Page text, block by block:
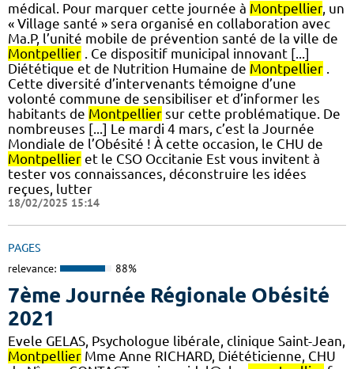
médical. Pour marquer cette journée à Montpellier, un
« Village santé » sera organisé en collaboration avec
Ma.P, l’unité mobile de prévention santé de la ville de
Montpellier . Ce dispositif municipal innovant [...]
Diététique et de Nutrition Humaine de Montpellier .
Cette diversité d’intervenants témoigne d’une
volonté commune de sensibiliser et d’informer les
habitants de Montpellier sur cette problématique. De
nombreuses [...] Le mardi 4 mars, c’est la Journée
Mondiale de l’Obésité ! À cette occasion, le CHU de
Montpellier et le CSO Occitanie Est vous invitent à
tester vos connaissances, déconstruire les idées
reçues, lutter
18/02/2025 15:14
PAGES
relevance: 88%
7ème Journée Régionale Obésité
2021
Evele GELAS, Psychologue libérale, clinique Saint-Jean,
Montpellier Mme Anne RICHARD, Diététicienne, CHU